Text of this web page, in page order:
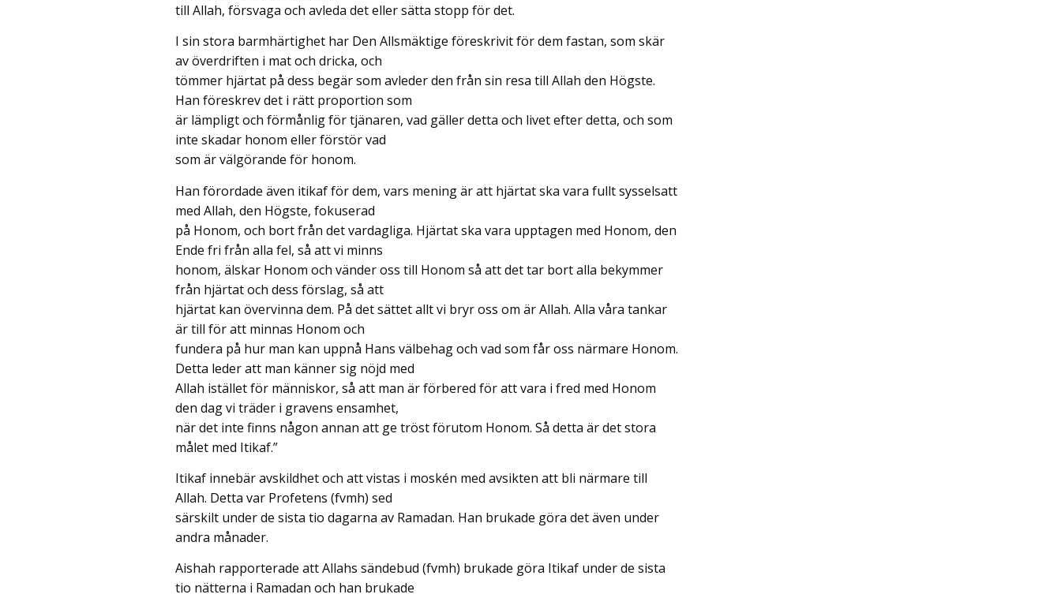
till Allah, försvaga och avleda det eller sätta stopp för det.
I sin stora barmhärtighet har Den Allsmäktige föreskrivit för dem fastan, som skär
av överdriften i mat och dricka, och
tömmer hjärtat på dess begär som avleder den från sin resa till Allah den Högste.
Han föreskrev det i rätt proportion som
är lämpligt och förmånlig för tjänaren, vad gäller detta och livet efter detta, och som
inte skadar honom eller förstör vad
som är välgörande för honom.
Han förordade även itikaf för dem, vars mening är att hjärtat ska vara fullt sysselsatt
med Allah, den Högste, fokuserad
på Honom, och bort från det vardagliga. Hjärtat ska vara upptagen med Honom, den
Ende fri från alla fel, så att vi minns
honom, älskar Honom och vänder oss till Honom så att det tar bort alla bekymmer
från hjärtat och dess förslag, så att
hjärtat kan övervinna dem. På det sättet allt vi bryr oss om är Allah. Alla våra tankar
är till för att minnas Honom och
fundera på hur man kan uppnå Hans välbehag och vad som får oss närmare Honom.
Detta leder att man känner sig nöjd med
Allah istället för människor, så att man är förbered för att vara i fred med Honom
den dag vi träder i gravens ensamhet,
när det inte finns någon annan att ge tröst förutom Honom. Så detta är det stora
målet med Itikaf.”
Itikaf innebär avskildhet och att vistas i moskén med avsikten att bli närmare till
Allah. Detta var Profetens (fvmh) sed
särskilt under de sista tio dagarna av Ramadan. Han brukade göra det även under
andra månader.
Aishah rapporterade att Allahs sändebud (fvmh) brukade göra Itikaf under de sista
tio nätterna i Ramadan och han brukade